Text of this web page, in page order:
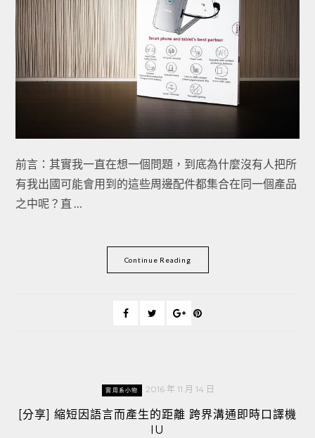
前言：其實我一直在想一個問題，到底為什麼沒有人把所
有我出國可能會用到的這些周邊配件都集合在同一個產品
之中呢？直 …
Continue Reading
實用系小物 2016 年 11 月 14 日
[分享] 縮短因語言而產生的距離 跨界溝通即時口譯機
IU